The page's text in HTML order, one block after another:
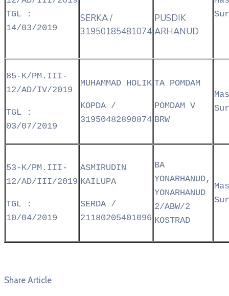
TGL :
14/03/2019
SERKA /
31950185481074
PUSDIK
ARHANUD
85-K/PM.III-
12/AD/IV/2019
TGL :
03/07/2019
MUHAMMAD HOLIK
KOPDA /
31950482890874
TA POMDAM
POMDAM V
BRW
53-K/PM.III-
12/AD/III/2019
TGL :
10/04/2019
ASMIRUDIN
KAILUPA
SERDA /
21180205401096
BA
YONARHANUD,
YONARHANUD
2/ABW/2
KOSTRAD
Share Article